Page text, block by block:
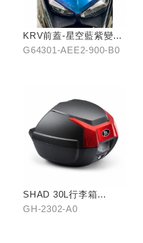
KRV前蓋-星空藍紫變色
龍
G64301-AEE2-900-B0
SHAD 30L行李箱
(KYMCO專屬款)
GH-2302-A0